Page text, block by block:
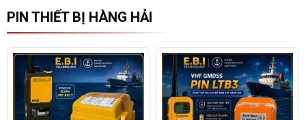
PIN THIẾT BỊ HÀNG HẢI